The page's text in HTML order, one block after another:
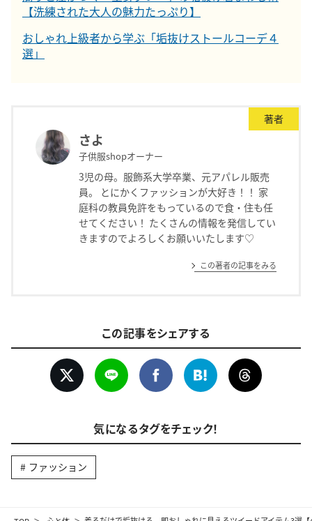
【洗練された大人の魅力たっぷり】
おしゃれ上級者から学ぶ「垢抜けストールコーデ４
選」
著者
さよ
子供服shopオーナー
3児の母。服飾系大学卒業、元アパレル販売
員。 とにかくファッションが大好き！！ 家
庭科の教員免許をもっているので食・住も任
せてください！ たくさんの情報を発信してい
きますのでよろしくお願いいたします♡
この著者の記事をみる
この記事をシェアする
気になるタグをチェック！
ファッション